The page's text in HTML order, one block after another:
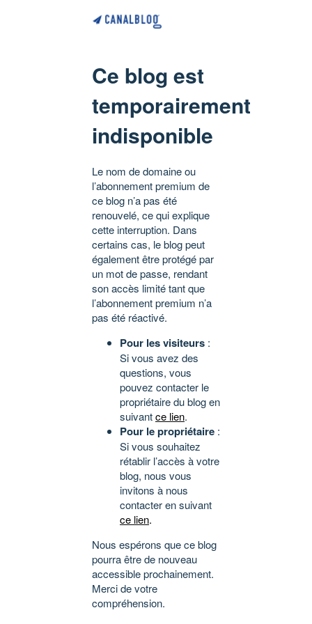
Ce blog est
temporairement
indisponible
Le nom de domaine ou
l’abonnement premium de
ce blog n’a pas été
renouvelé, ce qui explique
cette interruption. Dans
certains cas, le blog peut
également être protégé par
un mot de passe, rendant
son accès limité tant que
l’abonnement premium n’a
pas été réactivé.
Pour les visiteurs :
Si vous avez des
questions, vous
pouvez contacter le
propriétaire du blog en
suivantce lien.
Pour le propriétaire :
Si vous souhaitez
rétablir l’accès à votre
blog, nous vous
invitons à nous
contacter en suivant
ce lien.
Nous espérons que ce blog
pourra être de nouveau
accessible prochainement.
Merci de votre
compréhension.